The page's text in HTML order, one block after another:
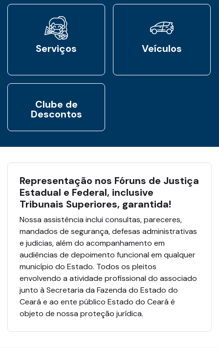
Serviços Veículos
Clube de
Descontos
Representação nos Fóruns de Justiça
Estadual e Federal, inclusive
Tribunais Superiores, garantida!
Nossa assistência inclui consultas, pareceres,
mandados de segurança, defesas administrativas
e judicias, além do acompanhamento em
audiências de depoimento funcional em qualquer
município do Estado. Todos os pleitos
envolvendo a atividade profissional do associado
junto à Secretaria da Fazenda do Estado do
Ceará e ao ente público Estado do Ceará é
objeto de nossa proteção jurídica.